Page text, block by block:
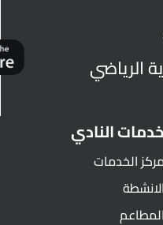
الرياضي
خدمات النادي
الخدمات
الانشطة
المطاعم